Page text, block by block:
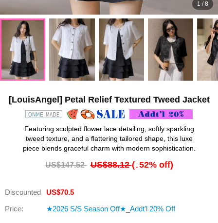
1 /8
[LouisAngel] Petal Relief Textured Tweed Jacket
Featuring sculpted flower lace detailing, softly sparkling
tweed texture, and a flattering tailored shape, this luxe
piece blends graceful charm with modern sophistication.
US$147.52 US$88.12(↓52% off)
Discounted
Price:
US$70.5
★2026 S/S Season Off★_Addt'l 20% Off